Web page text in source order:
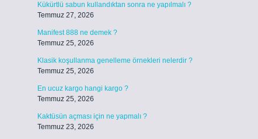
Kükürtlü sabun kullandıktan sonra ne yapılmalı ?
Temmuz 27, 2026
Manifest 888 ne demek ?
Temmuz 25, 2026
Klasik koşullanma genelleme örnekleri nelerdir ?
Temmuz 25, 2026
En ucuz kargo hangi kargo ?
Temmuz 25, 2026
Kaktüsün açması için ne yapmalı ?
Temmuz 23, 2026